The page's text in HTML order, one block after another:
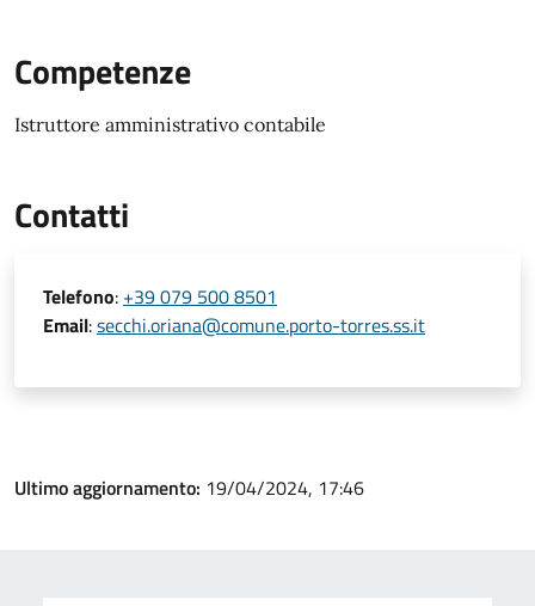
Competenze
Istruttore amministrativo contabile
Contatti
Telefono: +39 079 500 8501
Email:secchi.oriana@comune.porto-torres.ss.it
Ultimo aggiornamento: 19/04/2024, 17:46